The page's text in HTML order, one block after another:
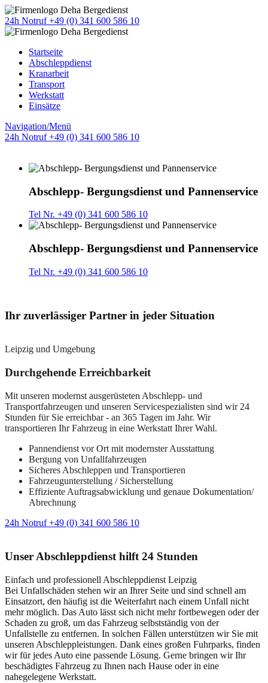
24h Notruf +49 (0) 341 600 586 10
Startseite
Abschleppdienst
Kranarbeit
Transport
Werkstatt
Einsätze
Navigation/Menü
24h Notruf +49 (0) 341 600 586 10
Abschlepp- Bergungsdienst und Pannenservice
Tel Nr. +49 (0) 341 600 586 10
Abschlepp- Bergungsdienst und Pannenservice
Tel Nr. +49 (0) 341 600 586 10
Ihr zuverlässiger Partner in jeder Situation
Leipzig und Umgebung
Durchgehende Erreichbarkeit
Mit unseren modernst ausgerüsteten Abschlepp- und
Transportfahrzeugen und unseren Servicespezialisten sind wir 24
Stunden für Sie erreichbar - an 365 Tagen im Jahr. Wir
transportieren Ihr Fahrzeug in eine Werkstatt Ihrer Wahl.
Pannendienst vor Ort mit modernster Ausstattung
Bergung von Unfallfahrzeugen
Sicheres Abschleppen und Transportieren
Fahrzeugunterstellung / Sicherstellung
Effiziente Auftragsabwicklung und genaue Dokumentation/
Abrechnung
24h Notruf +49 (0) 341 600 586 10
Unser Abschleppdienst hilft 24 Stunden
Einfach und professionell Abschleppdienst Leipzig
Bei Unfallschäden stehen wir an Ihrer Seite und sind schnell am
Einsatzort, den häufig ist die Weiterfahrt nach einem Unfall nicht
mehr möglich. Das Auto lässt sich nicht mehr fortbewegen oder der
Schaden zu groß, um das Fahrzeug selbstständig von der
Unfallstelle zu entfernen. In solchen Fällen unterstützen wir Sie mit
unseren Abschleppleistungen. Dank eines großen Fuhrparks, finden
wir für jedes Auto eine passende Lösung. Gerne bringen wir Ihr
beschädigtes Fahrzeug zu Ihnen nach Hause oder in eine
nahegelegene Werkstatt.